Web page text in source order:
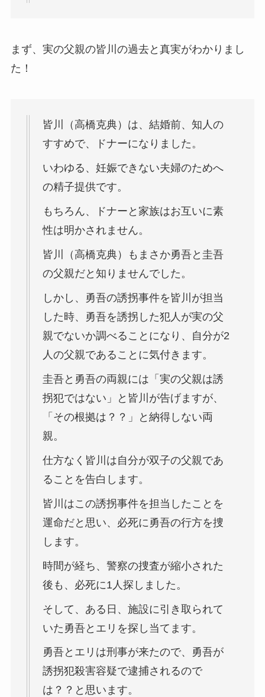
まず、実の父親の皆川の過去と真実がわかりまし
た！
皆川（高橋克典）は、結婚前、知人の
すすめで、ドナーになりました。
いわゆる、妊娠できない夫婦のためへ
の精子提供です。
もちろん、ドナーと家族はお互いに素
性は明かされません。
皆川（高橋克典）もまさか勇吾と圭吾
の父親だと知りませんでした。
しかし、勇吾の誘拐事件を皆川が担当
した時、勇吾を誘拐した犯人が実の父
親でないか調べることになり、自分が2
人の父親であることに気付きます。
圭吾と勇吾の両親には「実の父親は誘
拐犯ではない」と皆川が告げますが、
「その根拠は？？」と納得しない両
親。
仕方なく皆川は自分が双子の父親であ
ることを告白します。
皆川はこの誘拐事件を担当したことを
運命だと思い、必死に勇吾の行方を捜
します。
時間が経ち、警察の捜査が縮小された
後も、必死に1人探しました。
そして、ある日、施設に引き取られて
いた勇吾とエリを探し当てます。
勇吾とエリは刑事が来たので、勇吾が
誘拐犯殺害容疑で逮捕されるので
は？？と思います。